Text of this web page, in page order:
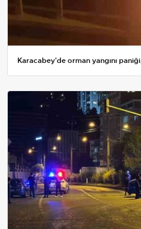
Karacabey'de orman yangını